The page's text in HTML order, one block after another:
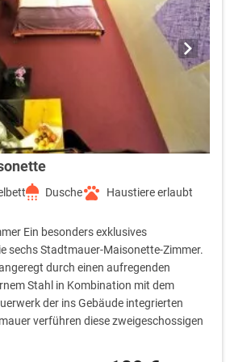
Dusche Haustiere erlaubt
Ein besonders exklusives
sechs Stadtmauer-Maisonette-Zimmer.
durch einen aufregenden
Stahl in Kombination mit dem
der ins Gebäude integrierten
verführen diese zweigeschossigen
imaginären Zeitreise. Warmes Licht,